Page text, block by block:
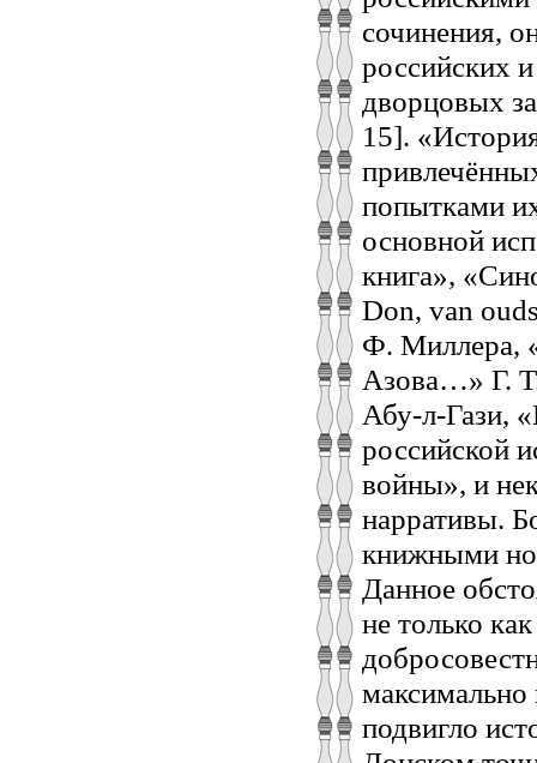
сочинения,
российских
дворцовых
15].
попытками
основной
книга»,
Don, van
Ф. Миллера,
Азова…» Г.
Абу-л-Гази,
российской
войны», и
нарративы.
книжными
Данное
не только
подвигло